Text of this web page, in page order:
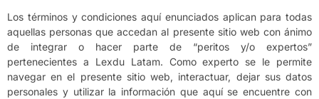
Los términos y condiciones aquí enunciados aplican para todas
aquellas personas que accedan al presente sitio web con ánimo
de integrar o hacer parte de “peritos y/o expertos”
pertenecientes a Lexdu Latam. Como experto se le permite
navegar en el presente sitio web, interactuar, dejar sus datos
personales y utilizar la información que aquí se encuentre con